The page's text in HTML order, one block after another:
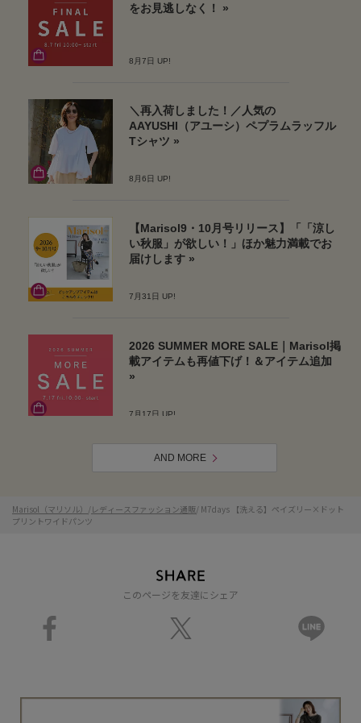
このページを友達にシェア
AND MORE
Marisol（マリソル） /レディースファッション通販/ M7days 【洗える】ペイズリー×ドット
プリントワイドパンツ